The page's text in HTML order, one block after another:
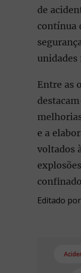
de
contínua
unidades
Entre as
e a
voltados
Editado